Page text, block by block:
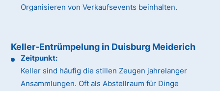
Organisieren von Verkaufsevents beinhalten.
Keller-Entrümpelung in Duisburg Meiderich
Zeitpunkt:
Keller sind häufig die stillen Zeugen jahrelanger
Ansammlungen. Oft als Abstellraum für Dinge